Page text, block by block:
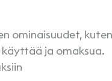
ominaisuudet, kuten
ja omaksua.